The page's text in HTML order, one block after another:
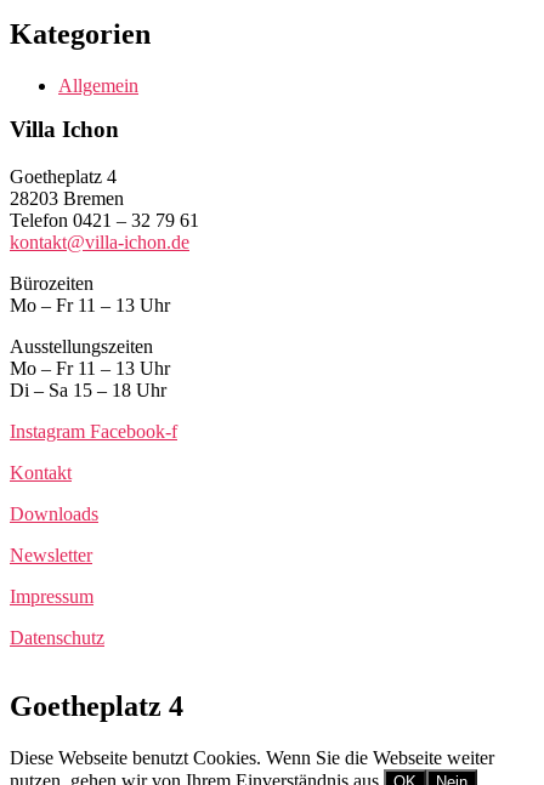
Kategorien
Allgemein
Villa Ichon
Goetheplatz 4
28203 Bremen
Telefon 0421 – 32 79 61
kontakt@villa-ichon.de
Bürozeiten
Mo – Fr 11 – 13 Uhr
Ausstellungszeiten
Mo – Fr 11 – 13 Uhr
Di – Sa 15 – 18 Uhr
Instagram Facebook-f
Kontakt
Downloads
Newsletter
Impressum
Datenschutz
Goetheplatz 4
Diese Webseite benutzt Cookies. Wenn Sie die Webseite weiter
nutzen, gehen wir von Ihrem Einverständnis aus.